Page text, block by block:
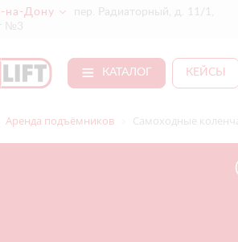
на-Дону
пер. Радиаторный, д. 11/1,
№3
КАТАЛОГ КЕЙСЫ
Аренда подъёмников Самоходные